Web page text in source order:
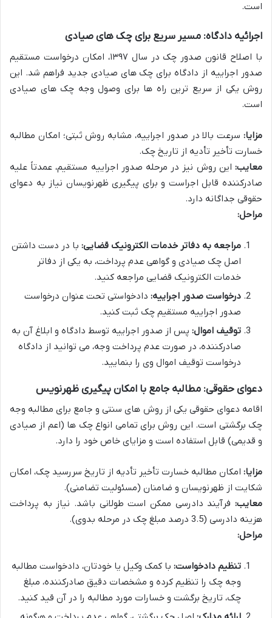
است.
اجرائیه دادگاه: مسیر سریع برای چک های صیادی
با اصلاح قانون صدور چک در سال ۱۳۹۷، امکان درخواست مستقیم
صدور اجراییه از دادگاه برای چک های صیادی جدید فراهم شد. این
روش یکی از سریع ترین راه ها برای وصول وجه چک های صیادی
است.
مزایا: سرعت بالا در صدور اجراییه، مشابه روش ثبتی؛ امکان مطالبه
خسارت تأخیر تأدیه از تاریخ چک.
معایب: این روش نیز در مرحله صدور اجراییه مستقیم، عمدتاً علیه
صادرکننده قابل اجراست و برای پیگیری ظهرنویسان نیاز به دعوای
حقوقی جداگانه دارد.
مراحل:
مراجعه به دفاتر خدمات الکترونیک قضایی: با در دست داشتن
اصل چک صیادی و گواهی عدم پرداخت، به یکی از دفاتر
خدمات الکترونیک قضایی مراجعه کنید.
درخواست صدور اجراییه: دادخواستی تحت عنوان درخواست
صدور اجراییه مستقیم چک ثبت کنید.
توقیف اموال: پس از صدور اجراییه توسط دادگاه و ابلاغ آن به
صادرکننده، در صورت عدم پرداخت وجه، می توانید از دادگاه
درخواست توقیف اموال وی را بنمایید.
دعوای حقوقی: مطالبه جامع با امکان پیگیری ظهرنویس
اقامه دعوای حقوقی یکی از روش های سنتی و جامع برای مطالبه وجه
چک برگشتی است. این روش برای تمامی انواع چک ها (اعم از صیادی
و قدیمی) قابل استفاده است و مزایای خاص خود را دارد.
مزایا: امکان مطالبه خسارت تأخیر تأدیه از تاریخ سررسید چک، امکان
شکایت از ظهرنویسان و ضامنان (مسئولیت تضامنی).
معایب: فرآیند دادرسی ممکن است طولانی باشد. نیاز به پرداخت
هزینه دادرسی (3.5 درصد مبلغ چک در مرحله بدوی).
مراحل:
تنظیم دادخواست: با کمک وکیل یا خودتان، دادخواست مطالبه
وجه چک را تنظیم کرده و مشخصات دقیق صادرکننده، مبلغ
چک، تاریخ برگشت و خسارات مورد مطالبه را در آن قید کنید.